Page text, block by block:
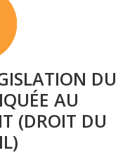
DU
AU
(DROIT DU